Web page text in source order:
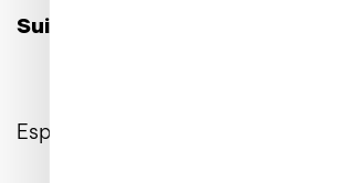
Suivez-nous sur les réseaux :
Espace Client